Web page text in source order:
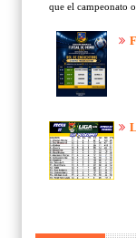
que el campeonato